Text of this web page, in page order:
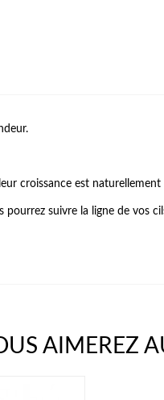
croissance est naturellement
suivre la ligne de vos
AIMEREZ